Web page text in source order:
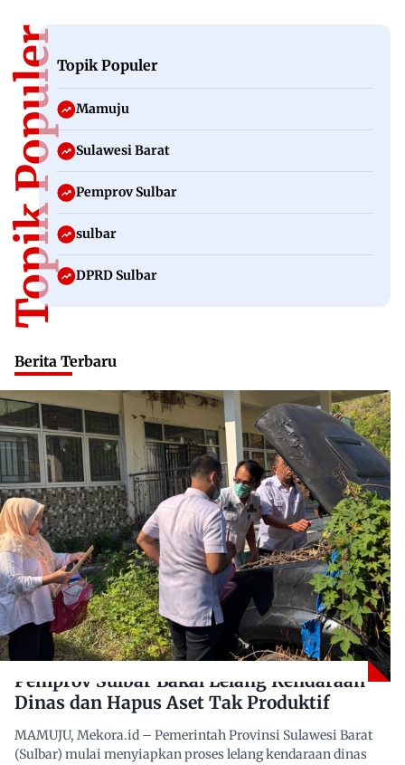
Topik PopulerTopik Populer
Mamuju
Sulawesi Barat
Pemprov Sulbar
sulbar
DPRD Sulbar
Berita Terbaru
Pemprov Sulbar Bakal Lelang Kendaraan
Dinas dan Hapus Aset Tak Produktif
MAMUJU, Mekora.id – Pemerintah Provinsi Sulawesi Barat
(Sulbar) mulai menyiapkan proses lelang kendaraan dinas